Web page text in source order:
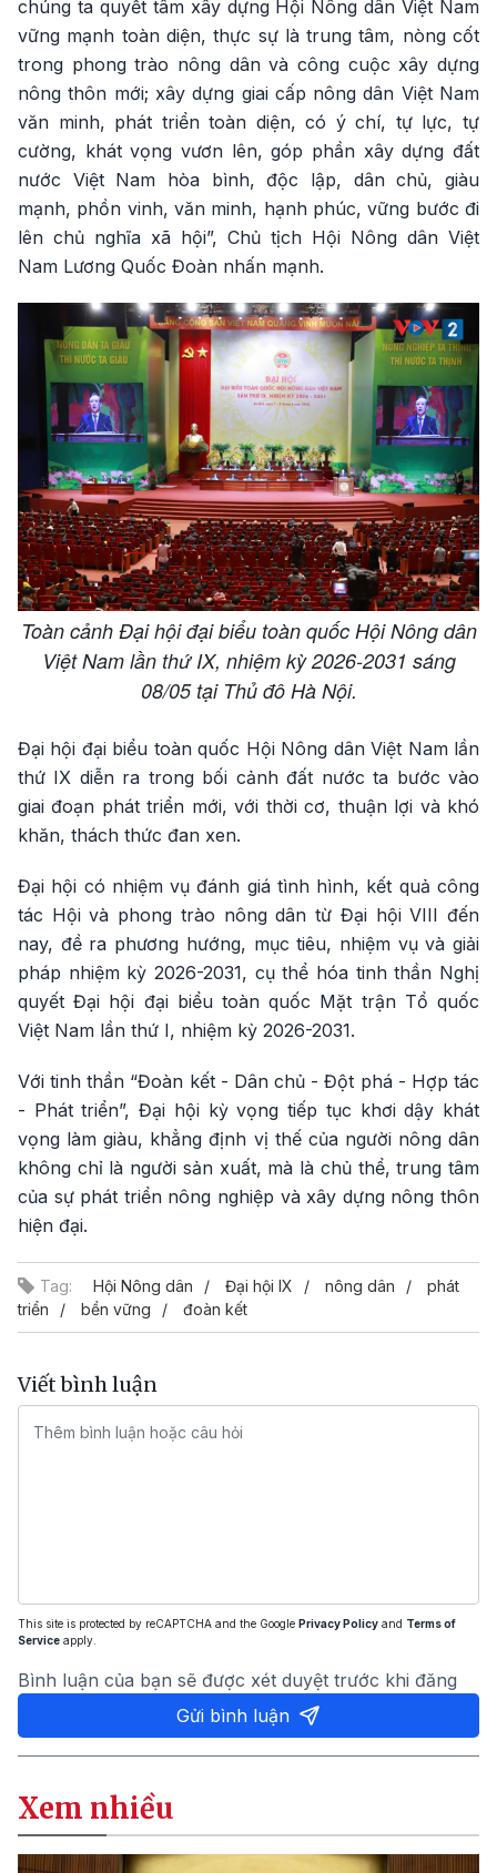
chúng ta quyết tâm xây dựng Hội Nông dân Việt Nam
vững mạnh toàn diện, thực sự là trung tâm, nòng cốt
trong phong trào nông dân và công cuộc xây dựng
nông thôn mới; xây dựng giai cấp nông dân Việt Nam
văn minh, phát triển toàn diện, có ý chí, tự lực, tự
cường, khát vọng vươn lên, góp phần xây dựng đất
nước Việt Nam hòa bình, độc lập, dân chủ, giàu
mạnh, phồn vinh, văn minh, hạnh phúc, vững bước đi
lên chủ nghĩa xã hội”, Chủ tịch Hội Nông dân Việt
Nam Lương Quốc Đoàn nhấn mạnh.
Toàn cảnh Đại hội đại biểu toàn quốc Hội Nông dân
Việt Nam lần thứ IX, nhiệm kỳ 2026-2031 sáng
08/05 tại Thủ đô Hà Nội.
Đại hội đại biểu toàn quốc Hội Nông dân Việt Nam lần
thứ IX diễn ra trong bối cảnh đất nước ta bước vào
giai đoạn phát triển mới, với thời cơ, thuận lợi và khó
khăn, thách thức đan xen.
Đại hội có nhiệm vụ đánh giá tình hình, kết quả công
tác Hội và phong trào nông dân từ Đại hội VIII đến
nay, đề ra phương hướng, mục tiêu, nhiệm vụ và giải
pháp nhiệm kỳ 2026-2031, cụ thể hóa tinh thần Nghị
quyết Đại hội đại biểu toàn quốc Mặt trận Tổ quốc
Việt Nam lần thứ I, nhiệm kỳ 2026-2031.
Với tinh thần “Đoàn kết - Dân chủ - Đột phá - Hợp tác
- Phát triển”, Đại hội kỳ vọng tiếp tục khơi dậy khát
vọng làm giàu, khẳng định vị thế của người nông dân
không chỉ là người sản xuất, mà là chủ thể, trung tâm
của sự phát triển nông nghiệp và xây dựng nông thôn
hiện đại.
Tag: Hội Nông dân Đại hội IX nông dân
phát
triển
bền vững đoàn kết
Viết bình luận
This site is protected by reCAPTCHA and the Google Privacy Policy and Terms of
Service apply.
Bình luận của bạn sẽ được xét duyệt trước khi đăng
Gửi bình luận
Xem nhiều